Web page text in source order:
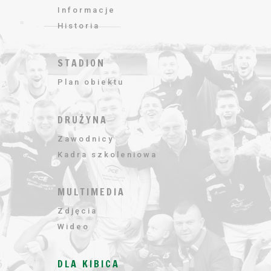
Informacje
Historia
STADION
Plan obiektu
DRUŻYNA
Zawodnicy
Kadra szkoleniowa
MULTIMEDIA
Zdjęcia
Wideo
DLA KIBICA